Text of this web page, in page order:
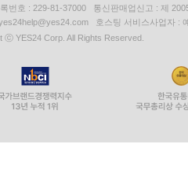
번호 : 229-81-37000 통신판매업신고 : 제
호스팅 서비스사업자 :
ⓒ YES24 Corp. All Rights Reserved.